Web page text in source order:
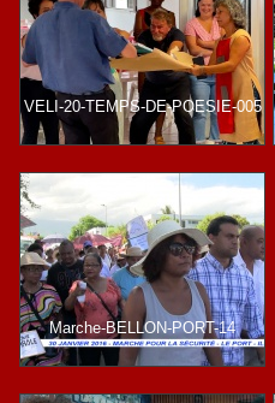
VELI-20-TEMPS-DE-POESIE-005
Marche-BELLON-PORT-14